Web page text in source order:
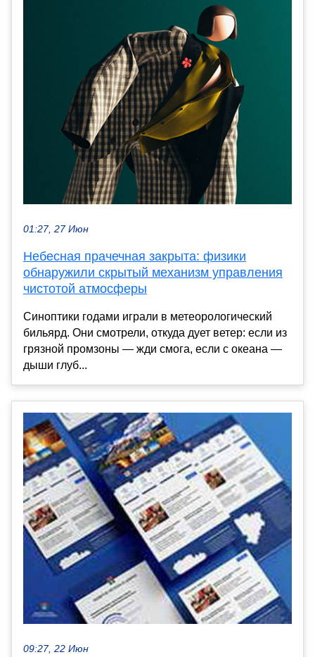
01:27, 27 Июн
Небесная прачечная закрыта: физики
обнаружили скрытый механизм управления
чистотой атмосферы
Синоптики годами играли в метеорологический
бильярд. Они смотрели, откуда дует ветер: если из
грязной промзоны — жди смога, если с океана —
дыши глуб...
09:27, 22 Июн